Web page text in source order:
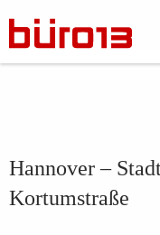
Hannover –
Kortumstraße